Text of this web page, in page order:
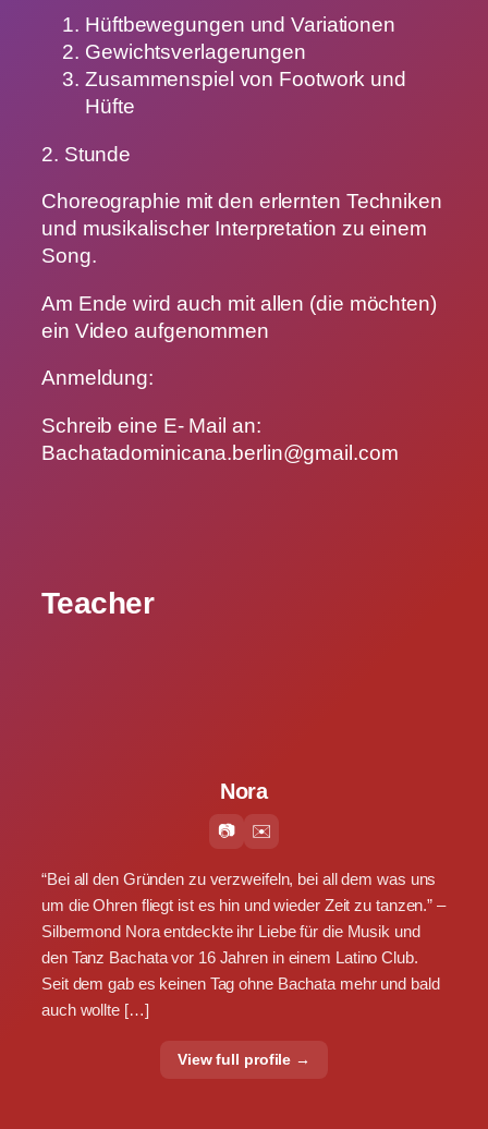
Hüftbewegungen und Variationen
Gewichtsverlagerungen
Zusammenspiel von Footwork und
Hüfte
2. Stunde
Choreographie mit den erlernten Techniken
und musikalischer Interpretation zu einem
Song.
Am Ende wird auch mit allen (die möchten)
ein Video aufgenommen
Anmeldung:
Schreib eine E- Mail an:
Bachatadominicana.berlin@gmail.com
Teacher
Nora
📷 ✉️
“Bei all den Gründen zu verzweifeln, bei all dem was uns
um die Ohren fliegt ist es hin und wieder Zeit zu tanzen.” –
Silbermond Nora entdeckte ihr Liebe für die Musik und
den Tanz Bachata vor 16 Jahren in einem Latino Club.
Seit dem gab es keinen Tag ohne Bachata mehr und bald
auch wollte […]
View full profile →